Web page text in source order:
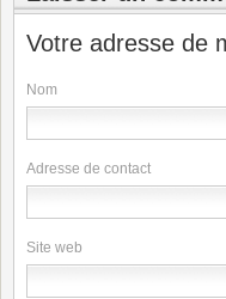
Votre adresse de
Nom
Adresse de contact
Site web